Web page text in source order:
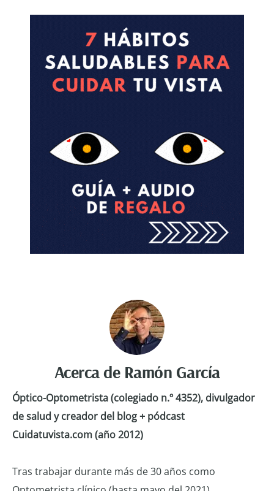
Acerca de Ramón García
Óptico-Optometrista (colegiado n.º 4352), divulgador
de salud y creador del blog + pódcast
Cuidatuvista.com (año 2012)
Tras trabajar durante más de 30 años como